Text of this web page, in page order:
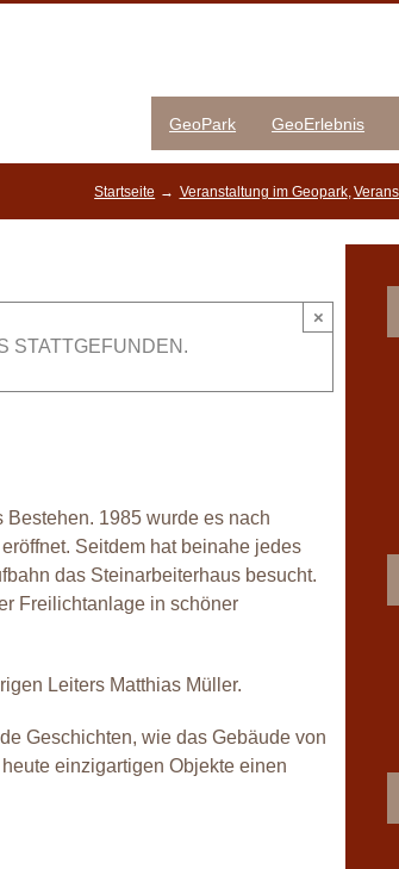
GeoPark GeoErlebnis
Startseite Veranstaltung im Geopark
STATTGEFUNDEN.
×
Bestehen. 1985 wurde es nach
Seitdem hat beinahe jedes
das Steinarbeiterhaus besucht.
Freilichtanlage in schöner
Leiters Matthias Müller.
Geschichten, wie das Gebäude von
einzigartigen Objekte einen